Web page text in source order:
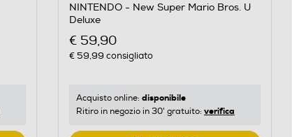
NINTENDO - New Super Mario Bros. U
Deluxe
€ 59,90
€ 59,99 consigliato
Acquisto online: disponibile
Ritiro in negozio in 30' gratuito: verifica